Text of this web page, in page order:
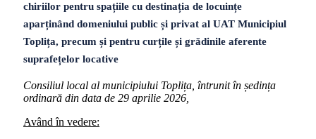
chiriilor pentru spațiile cu destinația de locuințe
aparținând domeniului public și privat al UAT Municipiul
Toplița, precum și pentru curțile și grădinile aferente
suprafețelor locative
Consiliul local al municipiului Toplița, întrunit în ședința
ordinară din data de 29 aprilie 2026,
Având în vedere: